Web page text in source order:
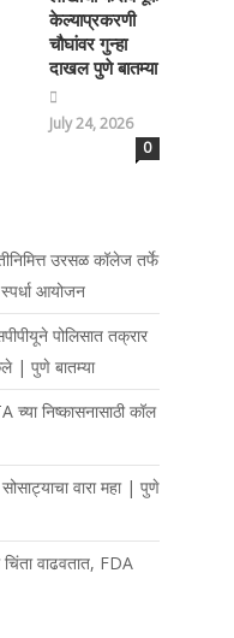
केल्याप्रकरणी
चौघांवर गुन्हा
दाखल पुणे बातम्या
July 24, 2026
0
उरसळ कॉलेज तर्फे
आयोजन
पोलिसात तक्रार
| पुणे बातम्या
निष्कासनासाठी कॉल
वारा महा | पुणे
चिंता वाढवतात, FDA